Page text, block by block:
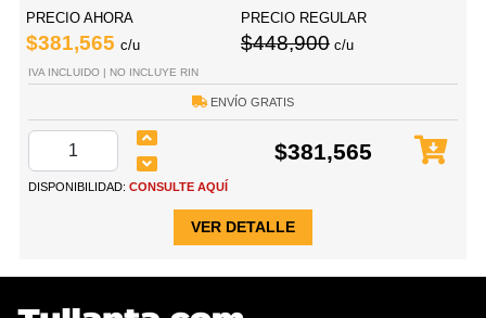
PRECIO AHORA
$381,565 c/u
PRECIO REGULAR
$448,900 c/u
IVA INCLUIDO | NO INCLUYE RIN
ENVÍO GRATIS
$381,565
DISPONIBILIDAD: CONSULTE AQUÍ
VER DETALLE